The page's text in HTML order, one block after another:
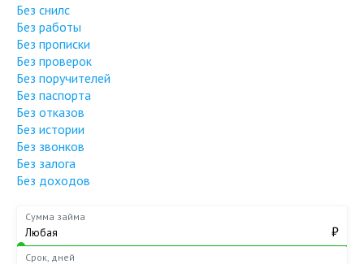
Без снилс
Без работы
Без прописки
Без проверок
Без поручителей
Без паспорта
Без отказов
Без истории
Без звонков
Без залога
Без доходов
Сумма займа
₽
Срок, дней